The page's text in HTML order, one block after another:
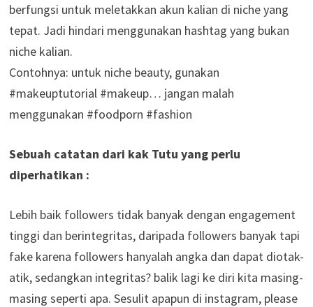
berfungsi untuk meletakkan akun kalian di niche yang
tepat. Jadi hindari menggunakan hashtag yang bukan
niche kalian.
Contohnya: untuk niche beauty, gunakan
#makeuptutorial #makeup… jangan malah
menggunakan #foodporn #fashion
Sebuah catatan dari kak Tutu yang perlu
diperhatikan :
Lebih baik followers tidak banyak dengan engagement
tinggi dan berintegritas, daripada followers banyak tapi
fake karena followers hanyalah angka dan dapat diotak-
atik, sedangkan integritas? balik lagi ke diri kita masing-
masing seperti apa. Sesulit apapun di instagram, please